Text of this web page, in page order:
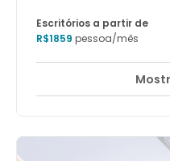
Monitorização CCTV 24
recém inalgurado, possui
badalado bairro de
Escritórios a partir de
R$1859 pessoa/mês